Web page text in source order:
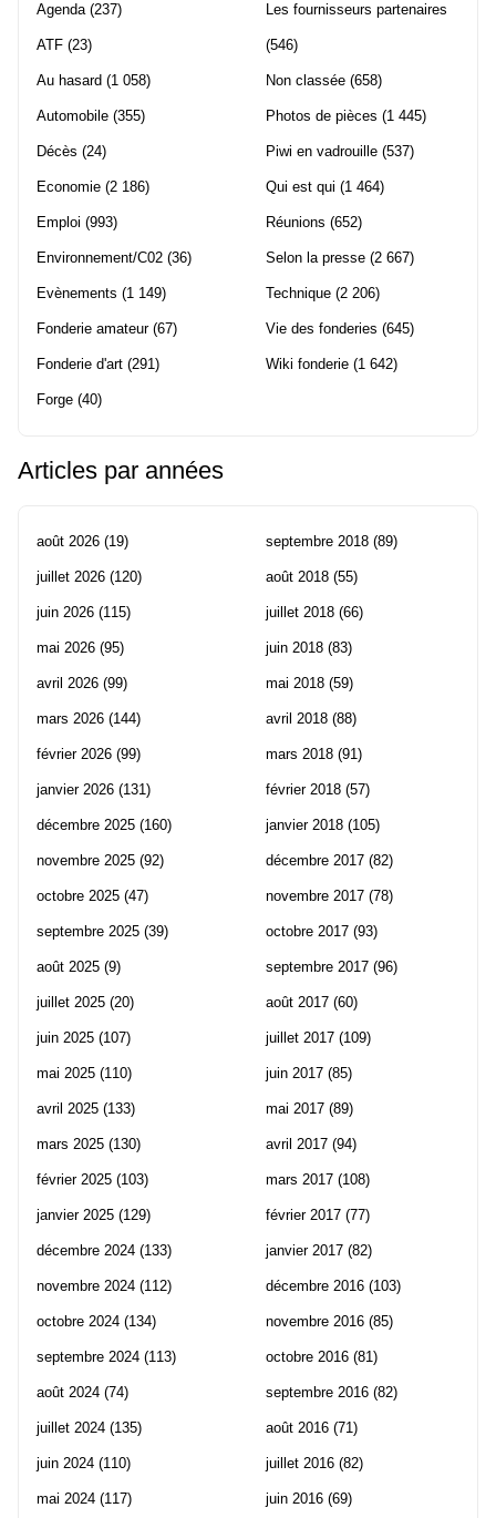
Agenda(237)
ATF (23)
Au hasard (1 058)
Automobile (355)
Décès (24)
Economie (2 186)
Emploi (993)
Environnement/C02 (36)
Evènements (1 149)
Fonderie amateur(67)
Fonderie d'art (291)
Forge (40)
Les fournisseurs partenaires
(546)
Non classée (658)
Photos de pièces (1 445)
Piwi en vadrouille (537)
Qui est qui (1 464)
Réunions (652)
Selon la presse (2 667)
Technique (2 206)
Vie des fonderies (645)
Wiki fonderie (1 642)
Articles par années
août 2026 (19)
juillet 2026 (120)
juin 2026 (115)
mai 2026 (95)
avril 2026 (99)
mars 2026 (144)
février 2026 (99)
janvier 2026 (131)
décembre 2025 (160)
novembre 2025 (92)
octobre 2025 (47)
septembre 2025 (39)
août 2025 (9)
juillet 2025 (20)
juin 2025 (107)
mai 2025 (110)
avril 2025 (133)
mars 2025 (130)
février 2025 (103)
janvier 2025 (129)
décembre 2024 (133)
novembre 2024 (112)
octobre 2024 (134)
septembre 2024 (113)
août 2024 (74)
juillet 2024 (135)
juin 2024 (110)
mai 2024 (117)
septembre 2018 (89)
août 2018 (55)
juillet 2018 (66)
juin 2018 (83)
mai 2018 (59)
avril 2018 (88)
mars 2018 (91)
février 2018 (57)
janvier 2018 (105)
décembre 2017 (82)
novembre 2017 (78)
octobre 2017 (93)
septembre 2017 (96)
août 2017 (60)
juillet 2017 (109)
juin 2017 (85)
mai 2017 (89)
avril 2017 (94)
mars 2017 (108)
février 2017 (77)
janvier 2017 (82)
décembre 2016 (103)
novembre 2016 (85)
octobre 2016 (81)
septembre 2016 (82)
août 2016 (71)
juillet 2016 (82)
juin 2016 (69)